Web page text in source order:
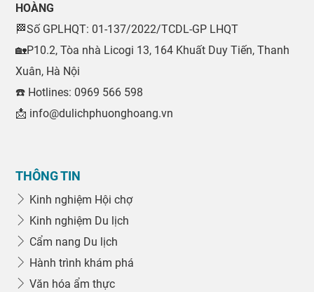
HOÀNG
🏁Số GPLHQT: 01-137/2022/TCDL-GP LHQT
🏡P10.2, Tòa nhà Licogi 13, 164 Khuất Duy Tiến, Thanh
Xuân, Hà Nội
☎️ Hotlines: 0969 566 598
📩 info@dulichphuonghoang.vn
THÔNG TIN
Kinh nghiệm Hội chợ
Kinh nghiệm Du lịch
Cẩm nang Du lịch
Hành trình khám phá
Văn hóa ẩm thực